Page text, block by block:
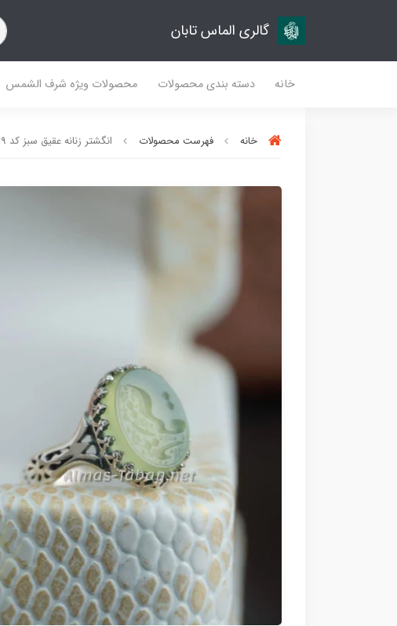
گالری الماس تابان
خانه دسته بندی محصولات محصولات ویژه شرف الشمس
خانه فهرست محصولات انگشتر زنانه عقیق سبز کد 709